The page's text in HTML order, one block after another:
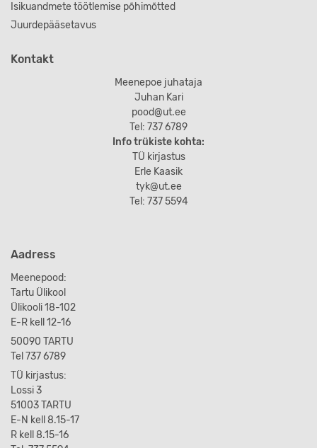
Isikuandmete töötlemise põhimõtted
Juurdepääsetavus
Kontakt
Meenepoe juhataja
Juhan Kari
pood@ut.ee
Tel: 737 6789
Info trükiste kohta:
TÜ kirjastus
Erle Kaasik
tyk@ut.ee
Tel: 737 5594
Aadress
Meenepood:
Tartu Ülikool
Ülikooli 18-102
E-R kell 12-16
50090 TARTU
Tel 737 6789
TÜ kirjastus:
Lossi 3
51003 TARTU
E-N kell 8.15-17
R kell 8.15-16